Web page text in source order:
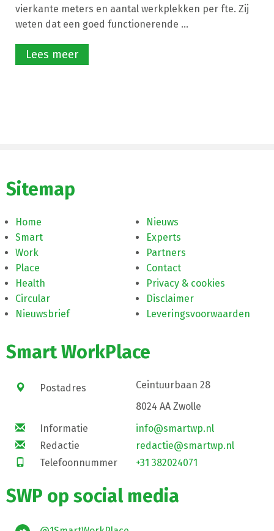
vierkante meters en aantal werkplekken per fte. Zij
weten dat een goed functionerende ...
Lees meer
Sitemap
Home
Smart
Work
Place
Health
Circular
Nieuwsbrief
Nieuws
Experts
Partners
Contact
Privacy & cookies
Disclaimer
Leveringsvoorwaarden
Smart WorkPlace
Postadres
Ceintuurbaan 28
8024 AA Zwolle
Informatie
info@smartwp.nl
Redactie
redactie@smartwp.nl
Telefoonnummer
+31 382024071
SWP op social media